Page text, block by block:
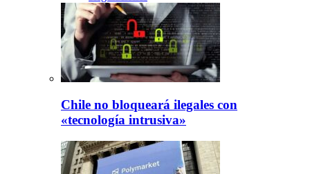
Chile no bloqueará ilegales con
«tecnología intrusiva»